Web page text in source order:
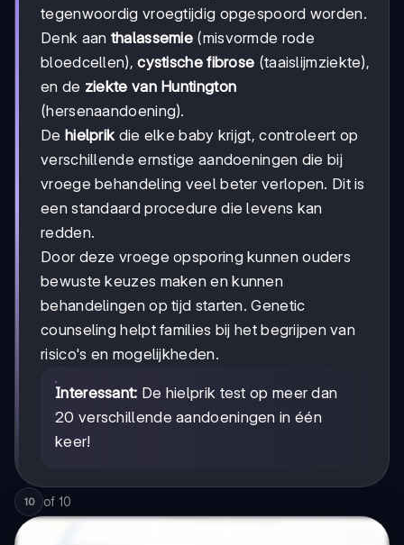
tegenwoordig vroegtijdig opgespoord worden.
Denk aan thalassemie (misvormde rode
bloedcellen),cystische fibrose (taaislijmziekte),
en de ziekte van Huntington
(hersenaandoening).
De hielprik die elke baby krijgt, controleert op
verschillende ernstige aandoeningen die bij
vroege behandeling veel beter verlopen. Dit is
een standaard procedure die levens kan
redden.
Door deze vroege opsporing kunnen ouders
bewuste keuzes maken en kunnen
behandelingen op tijd starten. Genetic
counseling helpt families bij het begrijpen van
risico's en mogelijkheden.
Interessant: De hielprik test op meer dan
20 verschillende aandoeningen in één
keer!
10 of 10